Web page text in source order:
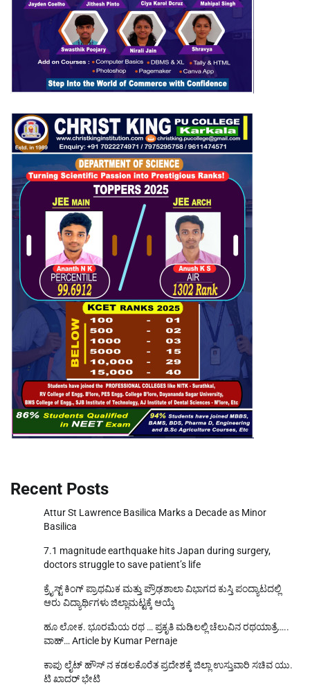
Recent Posts
Attur St Lawrence Basilica Marks a Decade as Minor
Basilica
7.1 magnitude earthquake hits Japan during surgery,
doctors struggle to save patient’s life
ಕ್ರೈಸ್ಟ್ ಕಿಂಗ್ ಪ್ರಾಥಮಿಕ ಮತ್ತು ಪ್ರೌಢಶಾಲಾ ವಿಭಾಗದ ಕುಸ್ತಿ ಪಂದ್ಯಾಟದಲ್ಲಿ
ಆರು ವಿದ್ಯಾರ್ಥಿಗಳು ಜಿಲ್ಲಾಮಟ್ಟಕ್ಕೆ ಆಯ್ಕೆ
ಹೂ ಲೋಕ. ಭೂರಮೆಯ ರಥ … ಪ್ರಕೃತಿ ಮಡಿಲಲ್ಲಿ ಚೆಲುವಿನ ರಥಯಾತ್ರೆ…..
ವಾಹ್… Article by Kumar Pernaje
ಕಾಪು ಲೈಟ್ ಹೌಸ್ ನ ಕಡಲಕೊರೆತ ಪ್ರದೇಶಕ್ಕೆ ಜಿಲ್ಲಾ ಉಸ್ತುವಾರಿ ಸಚಿವ ಯು.
ಟಿ ಖಾದರ್ ಭೇಟಿ